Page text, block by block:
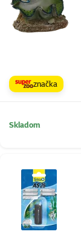
značka
Skladom